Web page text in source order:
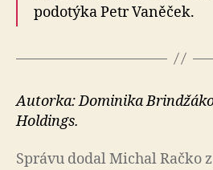
podotýka Petr Vaněček.
Autorka: Dominika
Holdings.
Správu dodal Michal Račko